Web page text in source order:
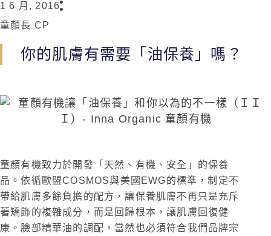
1 6 月, 2016
童顏長 CP
你的肌膚有需要「油保養」嗎？
童顏有機致力於開發「天然、有機、安全」的保養
品。依循歐盟COSMOS與美國EWG的標準，制定不
帶給肌膚多餘負擔的配方，讓保養肌膚不再只是充斥
著矯飾的複雜成分，而是回歸根本，讓肌膚回復健
康。臉部精華油的調配，當然也必須符合我們品牌宗